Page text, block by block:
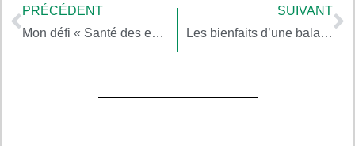
PRÉCÉDENT
Mon défi « Santé des enfants et environnement »
SUIVANT
Les bienfaits d’une balade en forêt : Shinrin-yoku (1/4) – La pratique